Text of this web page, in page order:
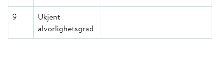
9
Ukjent
alvorlighetsgrad